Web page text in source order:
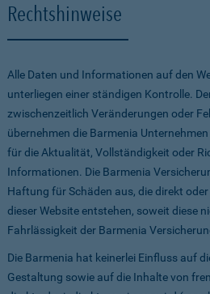
Rechtshinweise
Alle Daten und Informationen auf den
unterliegen einer ständigen Kontrolle.
zwischenzeitlich Veränderungen oder
übernehmen die Barmenia
für die Aktualität, Vollständigkeit oder
Informationen. Die Barmenia
Haftung für Schäden aus, die direkt
dieser Website entstehen, soweit diese
Fahrlässigkeit der Barmenia
Die Barmenia hat keinerlei Einfluss auf
Gestaltung sowie auf die Inhalte von